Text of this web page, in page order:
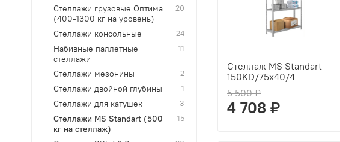
Стеллаж MS Standart
150KD/75x40/4
5 500 ₽
4 708 ₽
Стеллажи грузовые Оптима
(400-1300 кг на уровень)
20
Стеллажи консольные 24
Набивные паллетные
стеллажи
11
Стеллажи мезонины 2
Стеллажи двойной глубины 1
Стеллажи для катушек 3
Стеллажи MS Standart (500
кг на стеллаж)
15